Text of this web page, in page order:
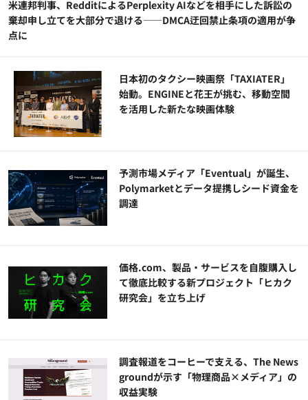
米連邦判事、RedditによるPerplexity AIなどを相手にした訴訟の
棄却申し立てを大部分で退ける——DMCA迂回禁止条項の適用が争
点に
日本初のタクシー映画祭「TAXIATER」
始動。ENGINEと花王が挑む、移動空間
を活用した新たな映画体験
予測市場メディア「Eventual」が誕生、
Polymarketとデータ提携しシード資金を
調達
価格.com、製品・サービスを自腹購入し
て徹底比較する新プロジェクト「ヒカク
研究会」を立ち上げ
調査報道をコーヒーで支える、The News
groundが示す「物理商品×メディア」の
収益実験